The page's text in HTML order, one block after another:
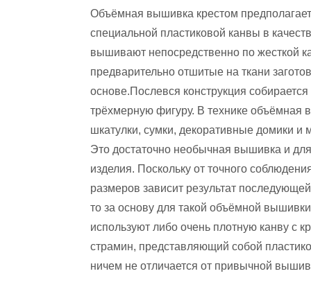
Объёмная вышивка крестом
специальной пластиковой канвы в
вышивают непосредственно по жесткой
предварительно отшитые на ткани
основе.Послевся конструкция
трёхмерную фигуру. В технике объёмная
шкатулки, сумки, декоративные домики и
Это достаточно необычная вышивка и
изделия. Поскольку от точного
размеров зависит результат
то за основу для такой объёмной вышивки
используют либо очень плотную канву с
страмин, представляющий собой
ничем не отличается от привычной